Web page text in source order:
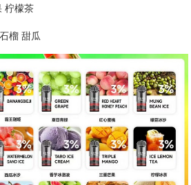
柠檬茶
榴 甜瓜